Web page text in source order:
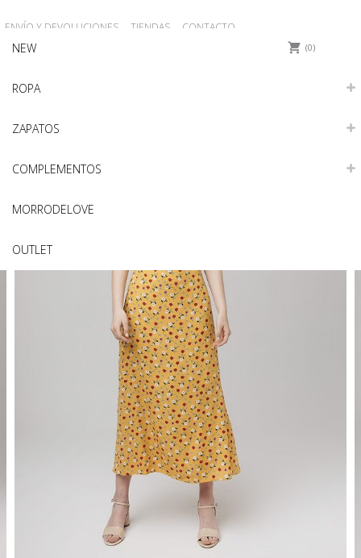
0
ENVÍO Y DEVOLUCIONES TIENDAS CONTACTO
NEW
ROPA
ZAPATOS
COMPLEMENTOS
MORRODELOVE
OUTLET